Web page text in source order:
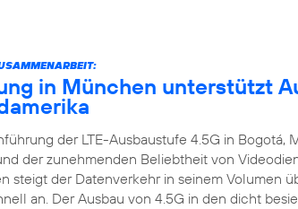
in München unterstützt
der LTE-Ausbaustufe 4.5G in Bogotá,
der zunehmenden Beliebtheit von
steigt der Datenverkehr in seinem Volumen
an. Der Ausbau von 4.5G in den dicht